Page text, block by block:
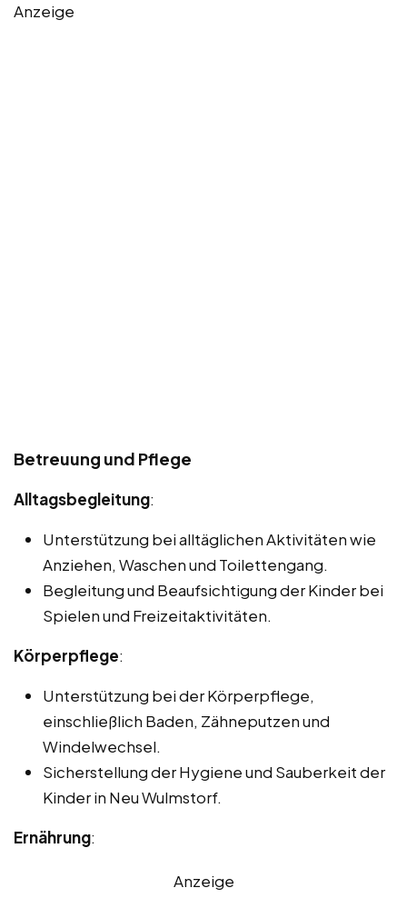
Anzeige
Betreuung und Pflege
Alltagsbegleitung:
Unterstützung bei alltäglichen Aktivitäten wie
Anziehen, Waschen und Toilettengang.
Begleitung und Beaufsichtigung der Kinder bei
Spielen und Freizeitaktivitäten.
Körperpflege:
Unterstützung bei der Körperpflege,
einschließlich Baden, Zähneputzen und
Windelwechsel.
Sicherstellung der Hygiene und Sauberkeit der
Kinder in Neu Wulmstorf.
Ernährung:
Anzeige